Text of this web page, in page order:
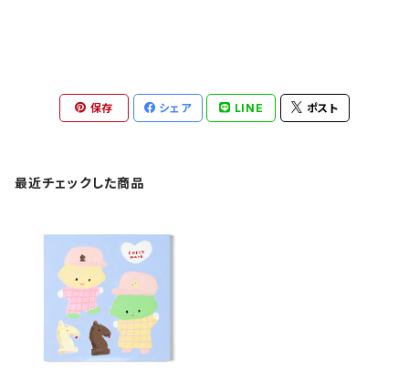
保存 シェア LINE ポスト
最近チェックした商品